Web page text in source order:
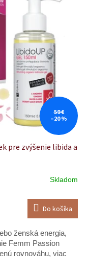
59 €
–20 %
pre zvýšenie libida a
Skladom
Do košíka
ženská energia,
Femm Passion
rovnováhu, viac